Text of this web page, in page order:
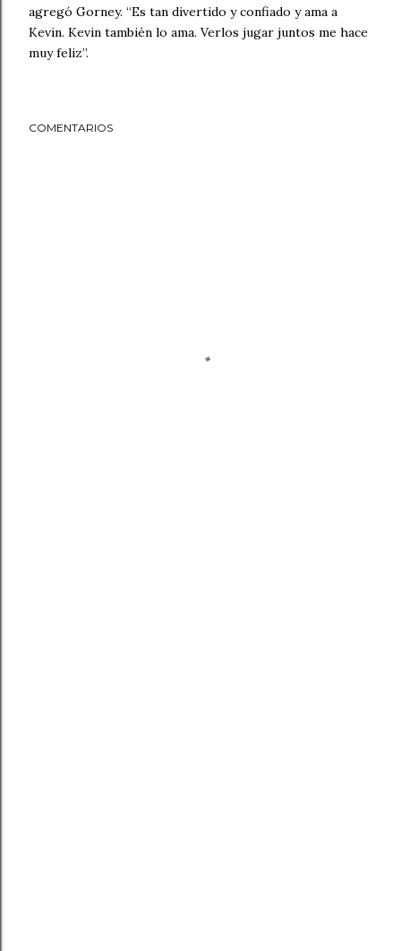
agregó Gorney. “Es tan divertido y confiado y ama a
Kevin. Kevin también lo ama. Verlos jugar juntos me hace
muy feliz”.
COMENTARIOS